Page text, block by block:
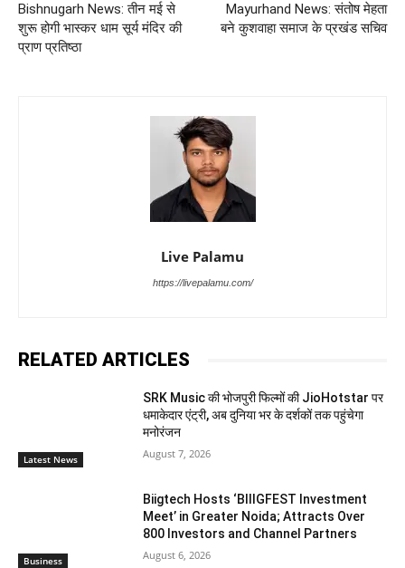
Bishnugarh News: तीन मई से
शुरू होगी भास्कर धाम सूर्य मंदिर की
प्राण प्रतिष्ठा
Mayurhand News: संतोष मेहता
बने कुशवाहा समाज के प्रखंड सचिव
Live Palamu
https://livepalamu.com/
RELATED ARTICLES
Latest News
SRK Music की भोजपुरी फिल्मों की JioHotstar पर
धमाकेदार एंट्री, अब दुनिया भर के दर्शकों तक पहुंचेगा
मनोरंजन
August 7, 2026
Business
Biigtech Hosts ‘BIIIGFEST Investment
Meet’ in Greater Noida; Attracts Over
800 Investors and Channel Partners
August 6, 2026